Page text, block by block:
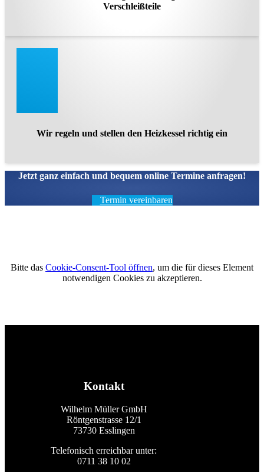
Verschleißteile
Wir regeln und stellen den Heizkessel richtig ein
Jetzt ganz einfach und bequem online Termine anfragen!
Termin vereinbaren
Bitte das Cookie-Consent-Tool öffnen, um die für dieses Element
notwendigen Cookies zu akzeptieren.
Kontakt
Wilhelm Müller GmbH
Röntgenstrasse 12/1
73730 Esslingen
Telefonisch erreichbar unter:
0711 38 10 02